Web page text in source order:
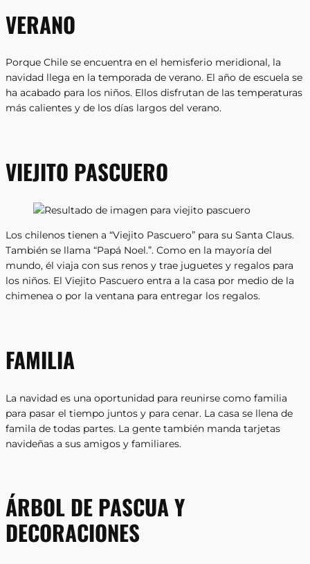
VERANO
Porque Chile se encuentra en el hemisferio meridional, la
navidad llega en la temporada de verano. El año de escuela se
ha acabado para los niños. Ellos disfrutan de las temperaturas
más calientes y de los días largos del verano.
VIEJITO PASCUERO
Los chilenos tienen a “Viejito Pascuero” para su Santa Claus.
También se llama “Papá Noel.”. Como en la mayoría del
mundo, él viaja con sus renos y trae juguetes y regalos para
los niños. El Viejito Pascuero entra a la casa por medio de la
chimenea o por la ventana para entregar los regalos.
FAMILIA
La navidad es una oportunidad para reunirse como familia
para pasar el tiempo juntos y para cenar. La casa se llena de
famila de todas partes. La gente también manda tarjetas
navideñas a sus amigos y familiares.
ÁRBOL DE PASCUA Y
DECORACIONES